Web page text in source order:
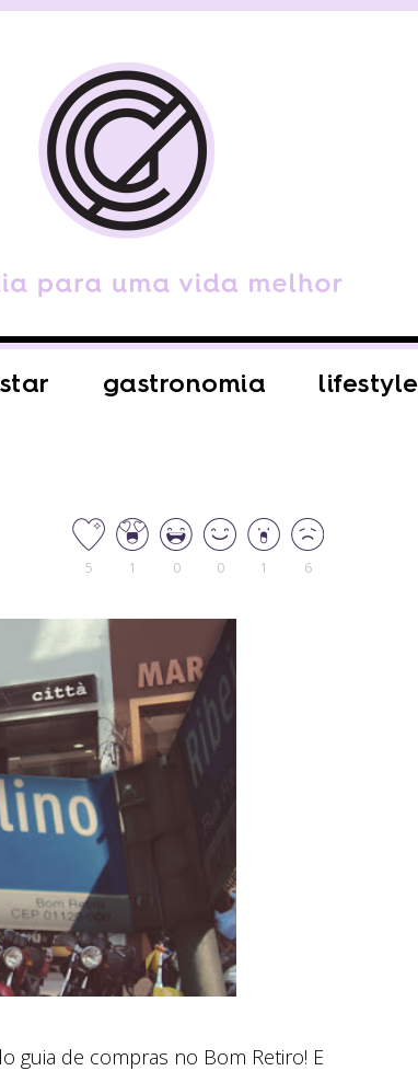
gastronomia lifestyle
5 1 0 0 1 6
guia de compras no Bom Retiro! E